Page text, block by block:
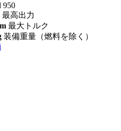
950
最高出力
最大トルク
装備重量（燃料を除く）